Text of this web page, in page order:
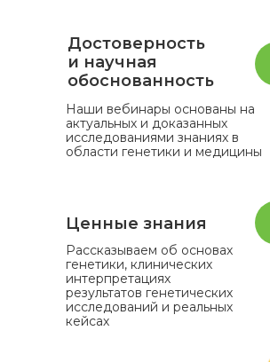
Достоверность
и научная
обоснованность
Наши вебинары основаны на
актуальных и доказанных
исследованиями знаниях в
области генетики и медицины
Ценные знания
Рассказываем об основах
генетики, клинических
интерпретациях
результатов генетических
исследований и реальных
кейсах